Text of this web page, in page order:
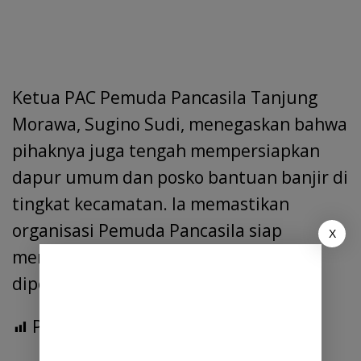
Ketua PAC Pemuda Pancasila Tanjung
Morawa, Sugino Sudi, menegaskan bahwa
pihaknya juga tengah mempersiapkan
dapur umum dan posko bantuan banjir di
tingkat kecamatan. Ia memastikan
organisasi Pemuda Pancasila siap
membantu masyarakat kapan pun
diperlukan. (Ting)
Post Views:
X